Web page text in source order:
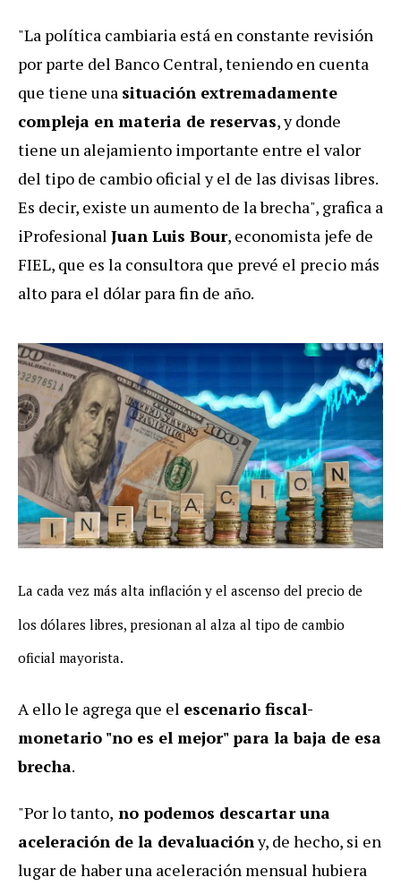
"La política cambiaria está en constante revisión
por parte del Banco Central, teniendo en cuenta
que tiene una situación extremadamente
compleja en materia de reservas, y donde
tiene un alejamiento importante entre el valor
del tipo de cambio oficial y el de las divisas libres.
Es decir, existe un aumento de la brecha", grafica a
iProfesional Juan Luis Bour, economista jefe de
FIEL, que es la consultora que prevé el precio más
alto para el dólar para fin de año.
La cada vez más alta inflación y el ascenso del precio de
los dólares libres, presionan al alza al tipo de cambio
oficial mayorista.
A ello le agrega que el escenario fiscal-
monetario "no es el mejor" para la baja de esa
brecha.
"Por lo tanto, no podemos descartar una
aceleración de la devaluacióny, de hecho, si en
lugar de haber una aceleración mensual hubiera